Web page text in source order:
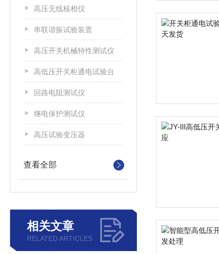
高压无线核相仪
串联谐振试验装置
高压开关机械特性测试仪
高低压开关柜通电试验台
回路电阻测试仪
继电保护测试仪
高压试验变压器
查看全部
相关文章
RELATED ARTICLES